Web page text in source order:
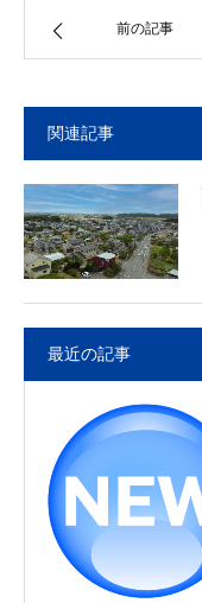
前の記事
関連記事
最近の記事